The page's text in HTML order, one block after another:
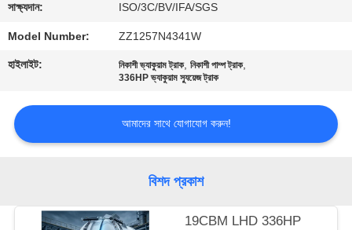
আমাদের
সাথে
একটি
করুন
সাক্ষ্যদান: ISO/3C/BV/IFA/SGS
Model Number: ZZ1257N4341W
হাইলাইট: নিকাশী ভ্যাকুয়াম ট্রাক,নিকাশী পাম্প ট্রাক,
336HP ভ্যাকুয়াম স্যুয়েজ ট্রাক
আমাদের সাথে যোগাযোগ করুন!
বিশদ প্রকাশ
19CBM LHD 336HP